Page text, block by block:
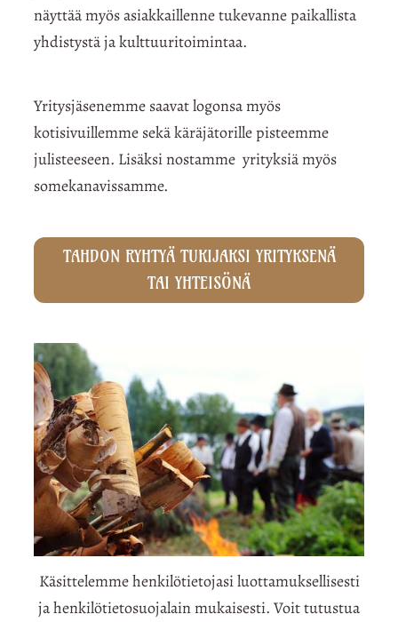
näyttää myös asiakkaillenne tukevanne paikallista
yhdistystä ja kulttuuritoimintaa.
Yritysjäsenemme saavat logonsa myös
kotisivuillemme sekä käräjätorille pisteemme
julisteeseen. Lisäksi nostamme yrityksiä myös
somekanavissamme.
TAHDON RYHTYÄ TUKIJAKSI YRITYKSENÄ
TAI YHTEISÖNÄ
Käsittelemme henkilötietojasi luottamuksellisesti
ja henkilötietosuojalain mukaisesti. Voit tutustua